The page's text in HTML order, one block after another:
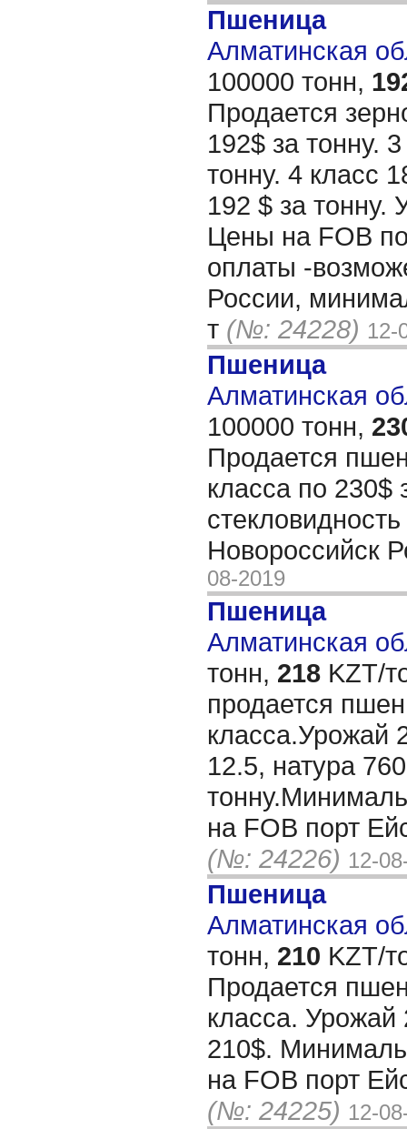
Пшеница
Алматинская
100000 тонн,
Продается
192$ за тонну.
тонну. 4 класс
192 $ за тонну.
Цены на FOB
оплаты -
России,
т (№: 24228) 12-
Пшеница
Алматинская
100000 тонн,
Продается
класса по 230$
Новороссийск
08-2019
Пшеница
Алматинская
тонн, 218 KZT/
продается
класса.Урожай
12.5, натура
на FOB порт
(№: 24226) 12-
Пшеница
Алматинская
тонн, 210 KZT/
Продается
класса. Урожай
210$.
на FOB порт
(№: 24225) 12-